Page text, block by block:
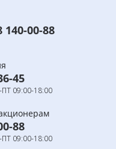
140-00-88
45
09:00-18:00
88
09:00-18:00